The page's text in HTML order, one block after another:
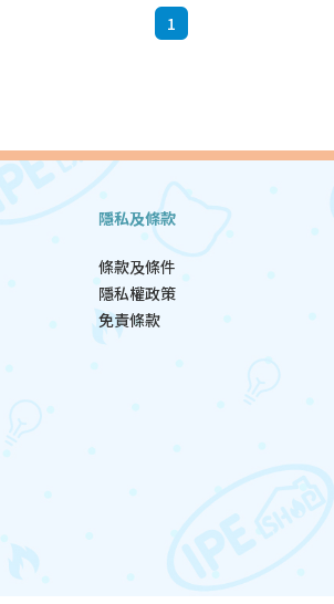
1
隱私及條款
條款及條件
隱私權政策
免責條款